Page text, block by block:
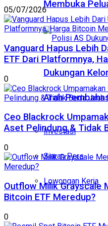
Membuka
Dukungan
Arah
Investasi
Siaran Pers
Lowongan Kerja
05/07/2026
Vanguard Hapus Lebih
ETF Dari Platformnya,
0
Ceo Blackrock
Aset Pelindung & Tidak
0
Outflow Milik Grayscale
Bitcoin ETF Meredup?
0